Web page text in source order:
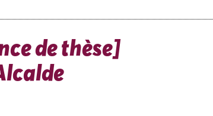
de thèse]